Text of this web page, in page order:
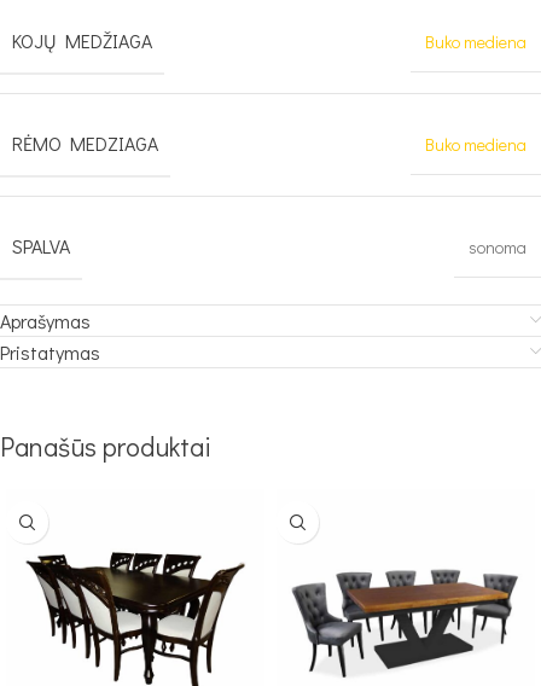
KOJŲ MEDŽIAGA Buko mediena
RĖMO MEDZIAGA Buko mediena
SPALVA sonoma
Aprašymas
Pristatymas
Panašūs produktai